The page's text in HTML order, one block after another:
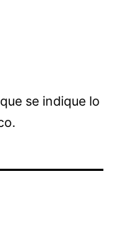
se indique lo